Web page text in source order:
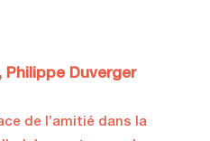
, Philippe Duverger
de l’amitié dans la